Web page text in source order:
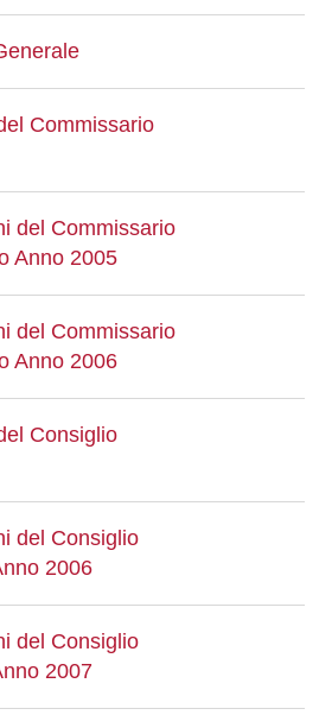
Commissario
del Commissario
Anno 2005
del Commissario
Anno 2006
Consiglio
del Consiglio
2006
del Consiglio
2007